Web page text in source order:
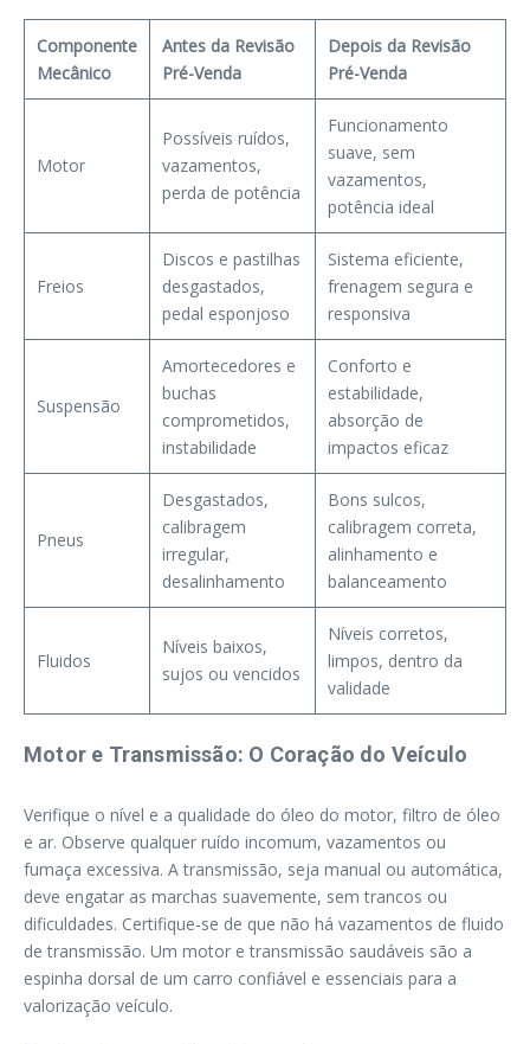
Componente
Mecânico
Antes da Revisão
Pré-Venda
Depois da Revisão
Pré-Venda
Motor
Possíveis ruídos,
vazamentos,
perda de potência
Funcionamento
suave, sem
vazamentos,
potência ideal
Freios
Discos e pastilhas
desgastados,
pedal esponjoso
Sistema eficiente,
frenagem segura e
responsiva
Suspensão
Amortecedores e
buchas
comprometidos,
instabilidade
Conforto e
estabilidade,
absorção de
impactos eficaz
Pneus
Desgastados,
calibragem
irregular,
desalinhamento
Bons sulcos,
calibragem correta,
alinhamento e
balanceamento
Fluidos
Níveis baixos,
sujos ou vencidos
Níveis corretos,
limpos, dentro da
validade
Motor e Transmissão: O Coração do Veículo
Verifique o nível e a qualidade do óleo do motor, filtro de óleo
e ar. Observe qualquer ruído incomum, vazamentos ou
fumaça excessiva. A transmissão, seja manual ou automática,
deve engatar as marchas suavemente, sem trancos ou
dificuldades. Certifique-se de que não há vazamentos de fluido
de transmissão. Um motor e transmissão saudáveis são a
espinha dorsal de um carro confiável e essenciais para a
valorização veículo.